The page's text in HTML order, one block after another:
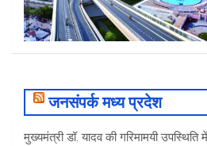
जनसंपर्क मध्य प्रदेश
मुख्यमंत्री डॉ. यादव की गरिमामयी